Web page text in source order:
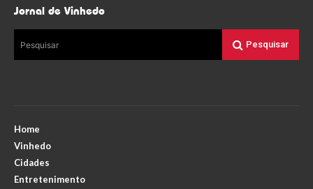
Jornal de Vinhedo
Pesquisar Pesquisar
Home
Vinhedo
Cidades
Entretenimento